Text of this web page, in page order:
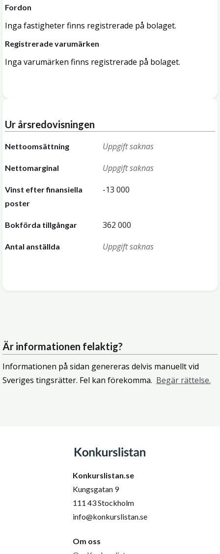
Fordon
Inga fastigheter finns registrerade på bolaget.
Registrerade varumärken
Inga varumärken finns registrerade på bolaget.
Ur årsredovisningen
Nettoomsättning Uppgift saknas
Nettomarginal Uppgift saknas
Vinst efter finansiella
poster
-13 000
Bokförda tillgångar 362 000
Antal anställda Uppgift saknas
Är informationen felaktig?
Informationen på sidan genereras delvis manuellt vid
Sveriges tingsrätter. Fel kan förekomma. Begär rättelse.
Konkurslistan.se
Kungsgatan 9
111 43 Stockholm
info@konkurslistan.se
Om oss